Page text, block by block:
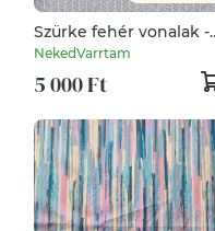
Szürke fehér vonalak -
vízhatlan gyöngyvászon
NekedVarrtam
5 000 Ft